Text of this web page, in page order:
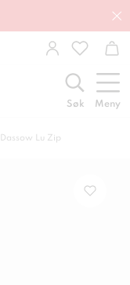
Søk Meny
Dassow Lu Zip